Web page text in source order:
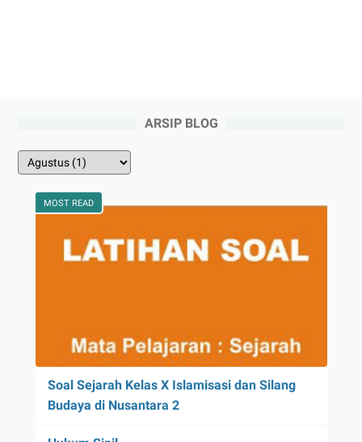
ARSIP BLOG
MOST READ
Soal Sejarah Kelas X Islamisasi dan Silang
Budaya di Nusantara 2